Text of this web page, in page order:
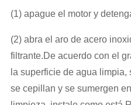
(1) apague el motor y
(2) abra el aro de acero
filtrante.De acuerdo con el
la superficie de agua
se cepillan y se sumergen